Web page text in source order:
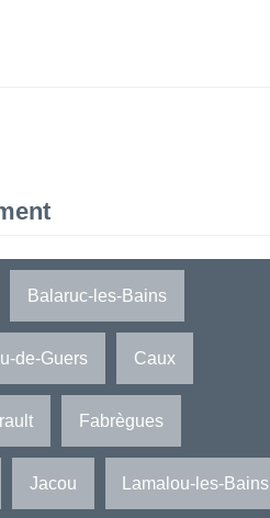
Balaruc-les-Bains
de-Guers Caux
Fabrègues
Jacou Lamalou-les-Bains